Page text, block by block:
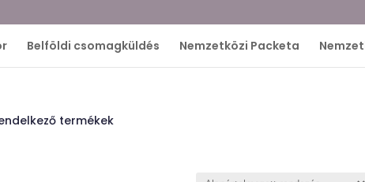
Belföldi csomagküldés Nemzetközi Packeta
termékek